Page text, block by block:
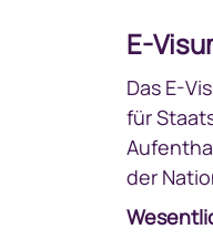
E-
Das E-
für
der